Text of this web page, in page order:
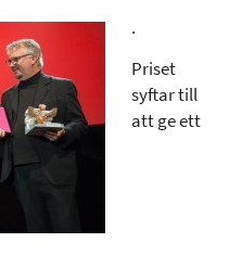
.
Priset
syftar till
att ge ett